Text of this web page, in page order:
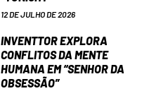
12 DE JULHO DE 2026
INVENTTOR EXPLORA
CONFLITOS DA MENTE
HUMANA EM “SENHOR DA
OBSESSÃO”